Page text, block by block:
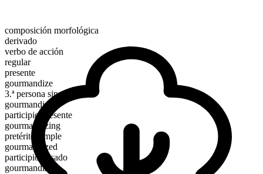
composición morfológica
derivado
verbo de acción
regular
presente
gourmandize
3.ª persona singular
gourmandizes
participio presente
gourmandizing
pretérito simple
gourmandized
participio pasado
gourmandized